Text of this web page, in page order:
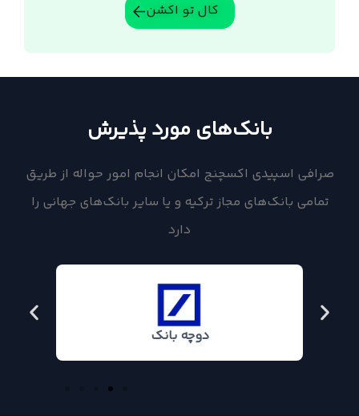
کال تو اکشن
بانک‌های مورد پذیرش
صرافی اسپیدی اکسچنج امکان انجام امور حواله از طریق
تمامی بانک‌های مجاز ترکیه و یا سایر بانک‌های جهانی را
دارد
دوچه بانک